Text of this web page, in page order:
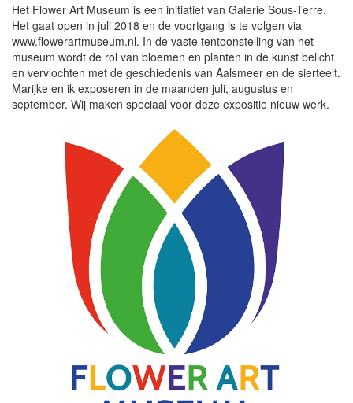
Het Flower Art Museum is een initiatief van Galerie Sous-Terre.
Het gaat open in juli 2018 en de voortgang is te volgen via
www.flowerartmuseum.nl. In de vaste tentoonstelling van het
museum wordt de rol van bloemen en planten in de kunst belicht
en vervlochten met de geschiedenis van Aalsmeer en de sierteelt.
Marijke en ik exposeren in de maanden juli, augustus en
september. Wij maken speciaal voor deze expositie nieuw werk.